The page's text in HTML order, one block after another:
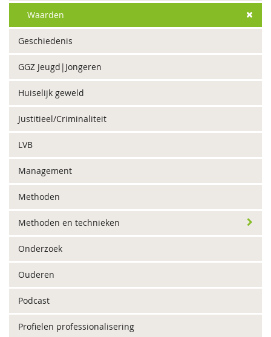
Waarden
Geschiedenis
GGZ Jeugd|Jongeren
Huiselijk geweld
Justitieel/Criminaliteit
LVB
Management
Methoden
Methoden en technieken
Onderzoek
Ouderen
Podcast
Profielen professionalisering